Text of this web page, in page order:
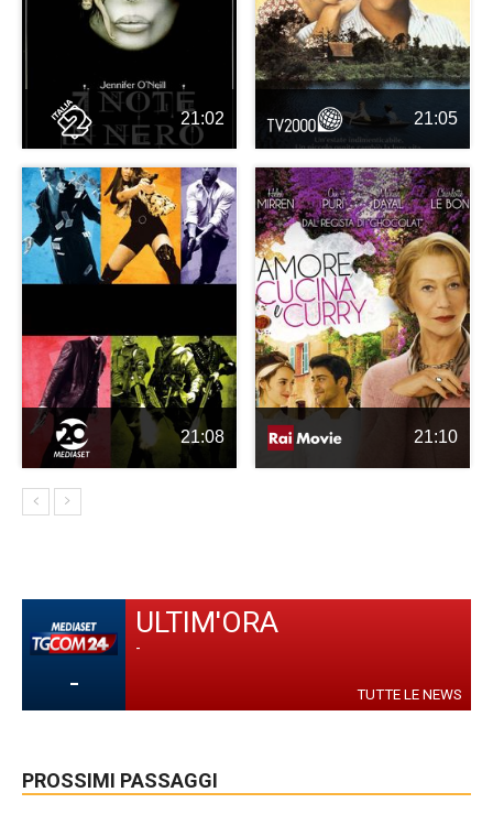
21:02 21:05
21:08 21:10
-
ULTIM'ORA
-
TUTTE LE NEWS
PROSSIMI PASSAGGI